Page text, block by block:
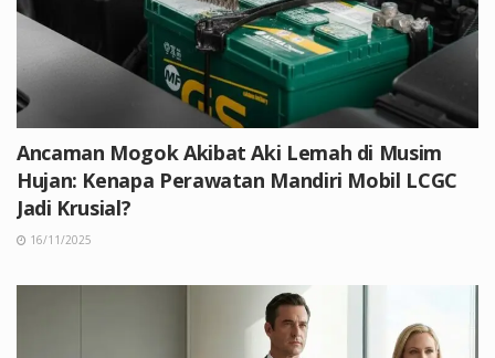
Ancaman Mogok Akibat Aki Lemah di Musim
Hujan: Kenapa Perawatan Mandiri Mobil LCGC
Jadi Krusial?
16/11/2025